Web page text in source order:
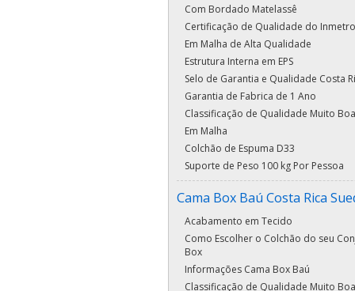
Com Bordado Matelassê
Certificação de Qualidade do Inmetro
Em Malha de Alta Qualidade
Estrutura Interna em EPS
Selo de Garantia e Qualidade Costa
Garantia de Fabrica de 1 Ano
Classificação de Qualidade Muito Boa
Em Malha
Colchão de Espuma D33
Suporte de Peso 100 kg Por Pessoa
Cama Box Baú Costa Rica
Acabamento em Tecido
Como Escolher o Colchão do seu
Box
Informações Cama Box Baú
Classificação de Qualidade Muito Boa